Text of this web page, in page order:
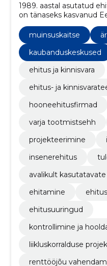
1989. aastal asutatud ehitusettevõte Nordecon AS
on tänaseks kasvanud
ehituskontserniks.
muinsuskaitse
kaubanduskeskused
ehitus ja kinnisvara
ehitus- ja
hooneehitusfirmad
varja tootmistsehh
projekteerimine
insenerehitus
avalikult
ehitamine
ehitusuuringud
kontrollimine ja
liikluskorralduse
renttööjõu